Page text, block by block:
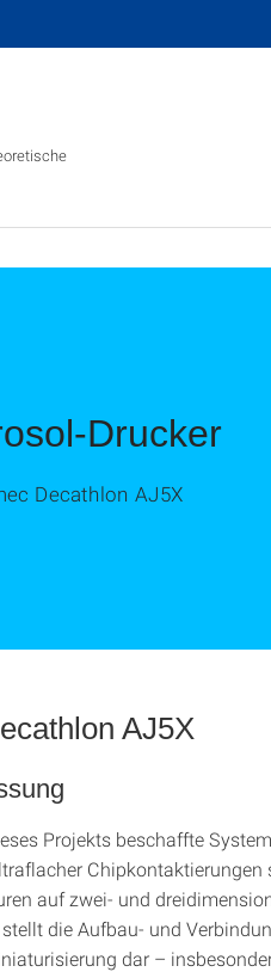
Drucker
Decathlon AJ5X
AJ5X
Projekts beschaffte
auf zwei- und
die Aufbau- und
dar –